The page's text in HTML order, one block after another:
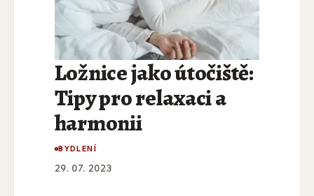
Ložnice jako útočiště:
Tipy pro relaxaci a
harmonii
BYDLENÍ
29. 07. 2023